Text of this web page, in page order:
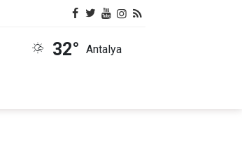
32° Antalya